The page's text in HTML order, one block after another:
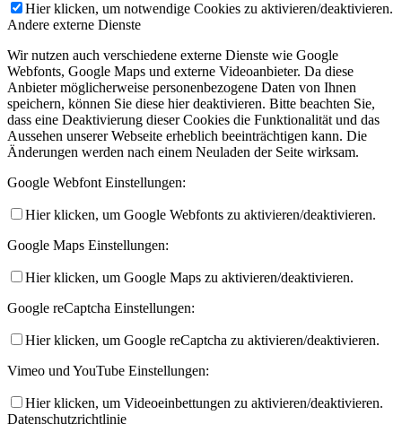
Hier klicken, um notwendige Cookies zu aktivieren/deaktivieren.
Andere externe Dienste
Wir nutzen auch verschiedene externe Dienste wie Google
Webfonts, Google Maps und externe Videoanbieter. Da diese
Anbieter möglicherweise personenbezogene Daten von Ihnen
speichern, können Sie diese hier deaktivieren. Bitte beachten Sie,
dass eine Deaktivierung dieser Cookies die Funktionalität und das
Aussehen unserer Webseite erheblich beeinträchtigen kann. Die
Änderungen werden nach einem Neuladen der Seite wirksam.
Google Webfont Einstellungen:
Hier klicken, um Google Webfonts zu aktivieren/deaktivieren.
Google Maps Einstellungen:
Hier klicken, um Google Maps zu aktivieren/deaktivieren.
Google reCaptcha Einstellungen:
Hier klicken, um Google reCaptcha zu aktivieren/deaktivieren.
Vimeo und YouTube Einstellungen:
Hier klicken, um Videoeinbettungen zu aktivieren/deaktivieren.
Datenschutzrichtlinie